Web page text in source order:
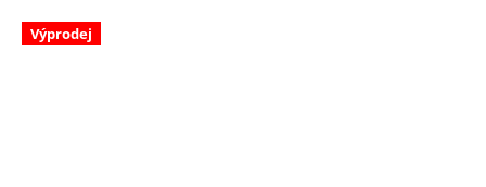
Výprodej